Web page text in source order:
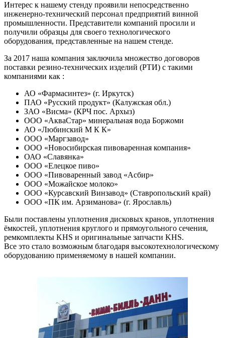
Интерес к нашему стенду проявили непосредственно
инженерно-технический персонал предприятий винной
промышленности. Представители компаний просили и
получили образцы для своего технологического
оборудования, представленные на нашем стенде.
За 2017 наша компания заключила множество договоров
поставки резино-технических изделий (РТИ) с такими
компаниями как :
АО «Фармасинтез» (г. Иркутск)
ПАО «Русский продукт» (Калужская обл.)
ЗАО «Висма» (КРЧ пос. Архыз)
ООО «АкваСтар» минеральная вода Боржоми
АО «Любинский М К К»
ООО «Маргзавод»
ООО «Новосибирская пивоваренная компания»
ОАО «Славянка»
ООО «Елецкое пиво»
ООО «Пивоваренный завод «Асбир»
ООО «Можайское молоко»
ООО «Курсавский Винзавод» (Ставропольский край)
ООО «ПК им. Арзиманова» (г. Ярославль)
Были поставлены уплотнения дисковых кранов, уплотнения
ёмкостей, уплотнения круглого и прямоугольного сечения,
ремкомплекты KHS и оригинальные запчасти KHS.
Все это стало возможным благодаря высокотехнологическому
оборудованию применяемому в нашей компании.